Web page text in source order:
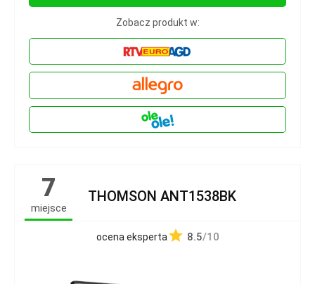
Zobacz produkt w:
7
miejsce
THOMSON ANT1538BK
ocena eksperta 8.5/10